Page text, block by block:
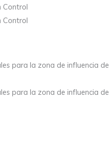
Control
Control
para la zona de influencia de
para la zona de influencia de